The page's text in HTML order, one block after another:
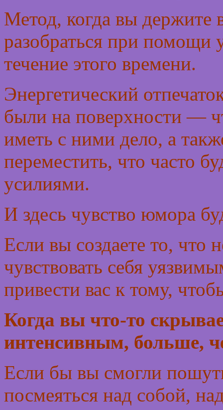
Метод, когда вы держите
разобраться при помощи
течение этого времени.
Энергетический
были на поверхности —
иметь с ними дело, а
переместить, что часто
усилиями.
И здесь чувство юмора
Если вы создаете то, что
чувствовать себя
привести вас к тому,
Когда вы что-то
интенсивным, больше,
Если бы вы смогли
посмеяться над собой,